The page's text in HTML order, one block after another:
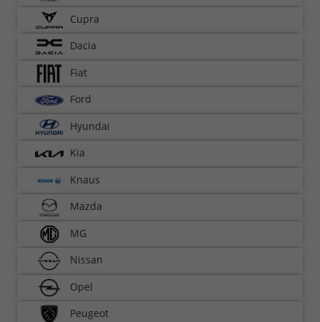
Cupra
Dacia
Fiat
Ford
Hyundai
Kia
Knaus
Mazda
MG
Nissan
Opel
Peugeot